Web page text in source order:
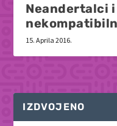
Neandertalci i
15. Aprila 2016.
IZDVOJENO